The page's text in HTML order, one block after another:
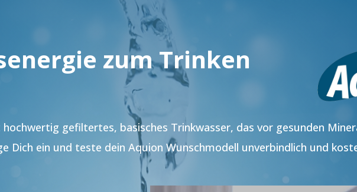
zum Trinken
gefiltertes, basisches Trinkwasser, das vor gesunden
Dich ein und teste dein Aquion Wunschmodell unverbindlich und